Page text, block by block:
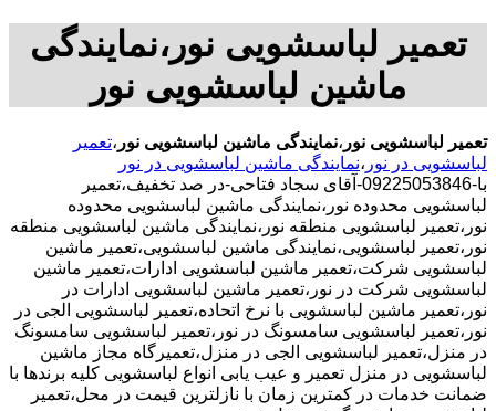
تعمیر لباسشویی نور،نمایندگی
ماشین لباسشویی نور
تعمیر لباسشویی نور ،نمایندگی ماشین لباسشویی نور ،تعمیر
لباسشویی در نور ،نمایندگی ماشین لباسشویی در نور
با-09225053846-آقای سجاد فتاحی-در صد تخفیف،تعمیر
لباسشویی محدوده نور،نمایندگی ماشین لباسشویی محدوده
نور،تعمیر لباسشویی منطقه نور،نمایندگی ماشین لباسشویی منطقه
نور،تعمیر لباسشویی،نمایندگی ماشین لباسشویی،تعمیر ماشین
لباسشویی شرکت،تعمیر ماشین لباسشویی ادارات،تعمیر ماشین
لباسشویی شرکت در نور،تعمیر ماشین لباسشویی ادارات در
نور،تعمیر ماشین لباسشویی با نرخ اتحاده،تعمیر لباسشویی الجی در
نور،تعمیر لباسشویی سامسونگ در نور،تعمیر لباسشویی سامسونگ
در منزل،تعمیر لباسشویی الجی در منزل،تعمیرگاه مجاز ماشین
لباسشویی در منزل تعمیر و عیب یابی انواع لباسشویی کلیه برندها با
ضمانت خدمات در کمترین زمان با نازلترین قیمت در محل،تعمیر